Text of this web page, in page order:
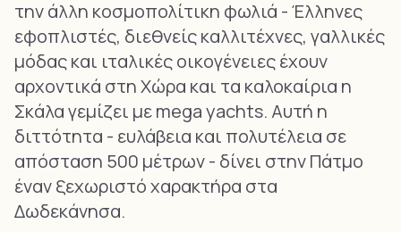
την άλλη κοσμοπολίτικη φωλιά - Έλληνες
εφοπλιστές, διεθνείς καλλιτέχνες, γαλλικές
μόδας και ιταλικές οικογένειες έχουν
αρχοντικά στη Χώρα και τα καλοκαίρια η
Σκάλα γεμίζει με mega yachts. Αυτή η
διττότητα - ευλάβεια και πολυτέλεια σε
απόσταση 500 μέτρων - δίνει στην Πάτμο
έναν ξεχωριστό χαρακτήρα στα
Δωδεκάνησα.